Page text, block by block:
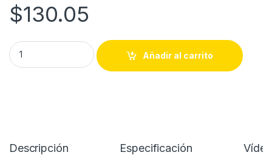
$130.05
Panduit CFPE1WHY – Placa de Pared Ejecutiva Mini-Com® 1
Añadir al carrito
Descripción Especificación Vídeo